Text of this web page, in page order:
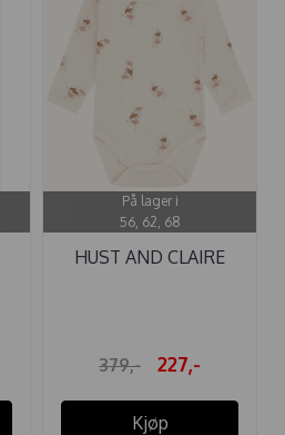
På lager i
56, 62, 68
HUST AND CLAIRE
379,- 227,-
Kjøp